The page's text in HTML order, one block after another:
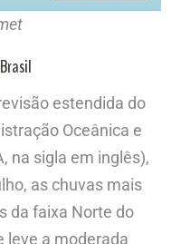
estendida do
Oceânica e
na sigla em inglês),
as chuvas mais
da faixa Norte do
leve a moderada